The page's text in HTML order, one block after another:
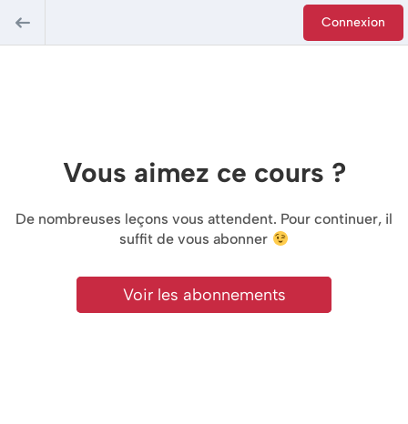
Connexion
Vous aimez ce cours ?
De nombreuses leçons vous attendent. Pour continuer, il
suffit de vous abonner
Voir les abonnements